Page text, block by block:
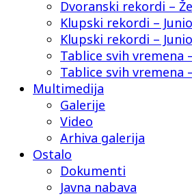
Dvoranski rekordi –
Klupski rekordi –
Klupski rekordi –
Tablice svih vremena
Tablice svih vremena
Multimedija
Galerije
Video
Arhiva galerija
Ostalo
Dokumenti
Javna nabava